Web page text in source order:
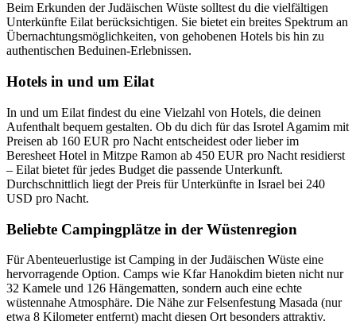
Beim Erkunden der Judäischen Wüste solltest du die vielfältigen
Unterkünfte Eilat berücksichtigen. Sie bietet ein breites Spektrum an
Übernachtungsmöglichkeiten, von gehobenen Hotels bis hin zu
authentischen Beduinen-Erlebnissen.
Hotels in und um Eilat
In und um Eilat findest du eine Vielzahl von Hotels, die deinen
Aufenthalt bequem gestalten. Ob du dich für das Isrotel Agamim mit
Preisen ab 160 EUR pro Nacht entscheidest oder lieber im
Beresheet Hotel in Mitzpe Ramon ab 450 EUR pro Nacht residierst
– Eilat bietet für jedes Budget die passende Unterkunft.
Durchschnittlich liegt der Preis für Unterkünfte in Israel bei 240
USD pro Nacht.
Beliebte Campingplätze in der Wüstenregion
Für Abenteuerlustige ist Camping in der Judäischen Wüste eine
hervorragende Option. Camps wie Kfar Hanokdim bieten nicht nur
32 Kamele und 126 Hängematten, sondern auch eine echte
wüstennahe Atmosphäre. Die Nähe zur Felsenfestung Masada (nur
etwa 8 Kilometer entfernt) macht diesen Ort besonders attraktiv.